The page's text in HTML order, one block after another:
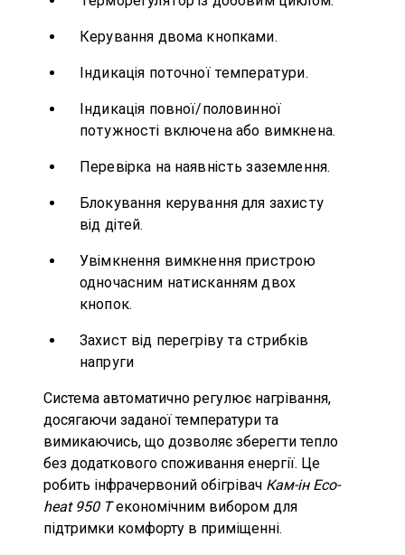
Керування двома кнопками.
Індикація поточної температури.
Індикація повної/половинної
потужності включена або вимкнена.
Перевірка на наявність заземлення.
Блокування керування для захисту
від дітей.
Увімкнення вимкнення пристрою
одночасним натисканням двох
кнопок.
Захист від перегріву та стрибків
напруги
Система автоматично регулює нагрівання,
досягаючи заданої температури та
вимикаючись, що дозволяє зберегти тепло
без додаткового споживання енергії. Це
робить інфрачервоний обігрівач Кам-ін Eco-
heat 950 T економічним вибором для
підтримки комфорту в приміщенні.